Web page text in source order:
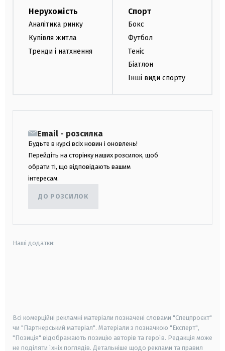
Нерухомість
Аналітика ринку
Купівля житла
Тренди і натхнення
Спорт
Бокс
Футбол
Теніс
Біатлон
Інші види спорту
Email - розсилка
Будьте в курсі всіх новин і оновлень!
Перейдіть на сторінку наших розсилок, щоб
обрати ті, що відповідають вашим
інтересам.
ДО РОЗСИЛОК
Наші додатки:
Всі комерційні рекламні матеріали позначені словами "Спецпроєкт"
чи "Партнерський матеріал". Матеріали з позначкою "Експерт",
"Позиція" відображають позицію авторів та героїв. Редакція може
не поділяти їхніх поглядів. Детальніше щодо реклами та правил